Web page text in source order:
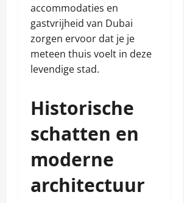
accommodaties en
gastvrijheid van Dubai
zorgen ervoor dat je je
meteen thuis voelt in deze
levendige stad.
Historische
schatten en
moderne
architectuur